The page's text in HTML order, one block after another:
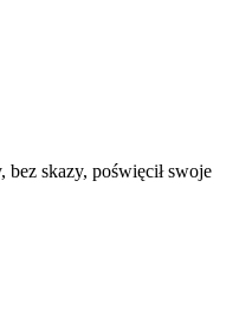
skazy, poświęcił swoje